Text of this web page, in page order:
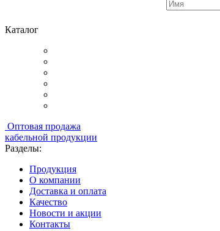
Каталог
Оптовая продажа
кабельной продукции
Разделы:
Продукция
О компании
Доставка и оплата
Качество
Новости и акции
Контакты